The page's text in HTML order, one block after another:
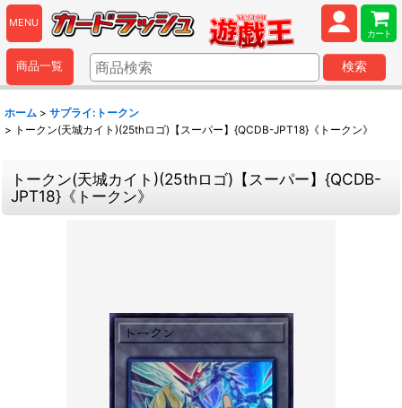
MENU
カート
商品一覧 検索
ホーム > サプライ:トークン
> トークン(天城カイト)(25thロゴ)【スーパー】{QCDB-JPT18}《トークン》
トークン(天城カイト)(25thロゴ)【スーパー】{QCDB-
JPT18}《トークン》